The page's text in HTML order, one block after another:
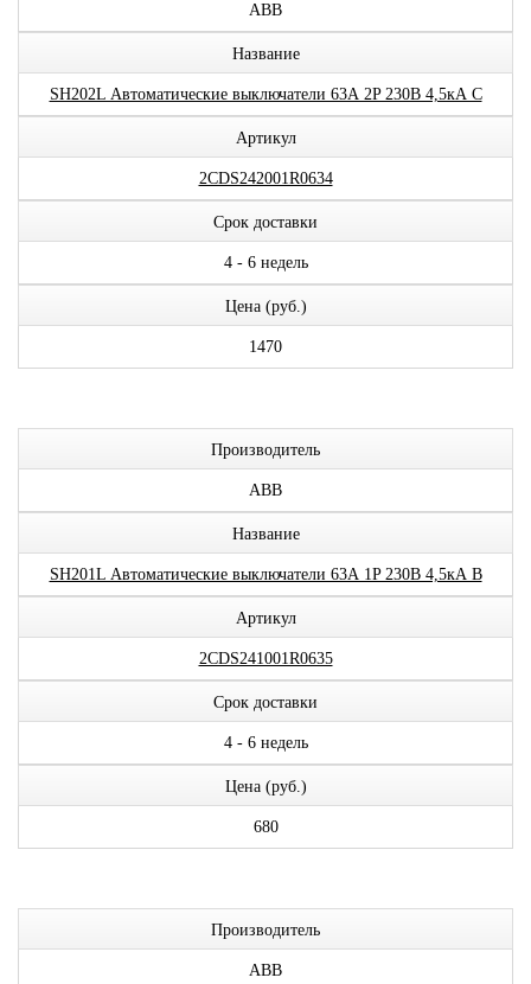
ABB
Название
SH202L Автоматические выключатели 63А 2P 230В 4,5кА C
Артикул
2CDS242001R0634
Срок доставки
4 - 6 недель
Цена (руб.)
1470
Производитель
ABB
Название
SH201L Автоматические выключатели 63А 1P 230В 4,5кА B
Артикул
2CDS241001R0635
Срок доставки
4 - 6 недель
Цена (руб.)
680
Производитель
ABB